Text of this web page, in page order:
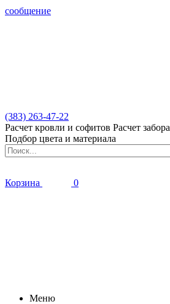
сообщение
(383) 263-47-22
Расчет кровли и софитов Расчет забора
Подбор цвета и материала
Корзина 0
Меню